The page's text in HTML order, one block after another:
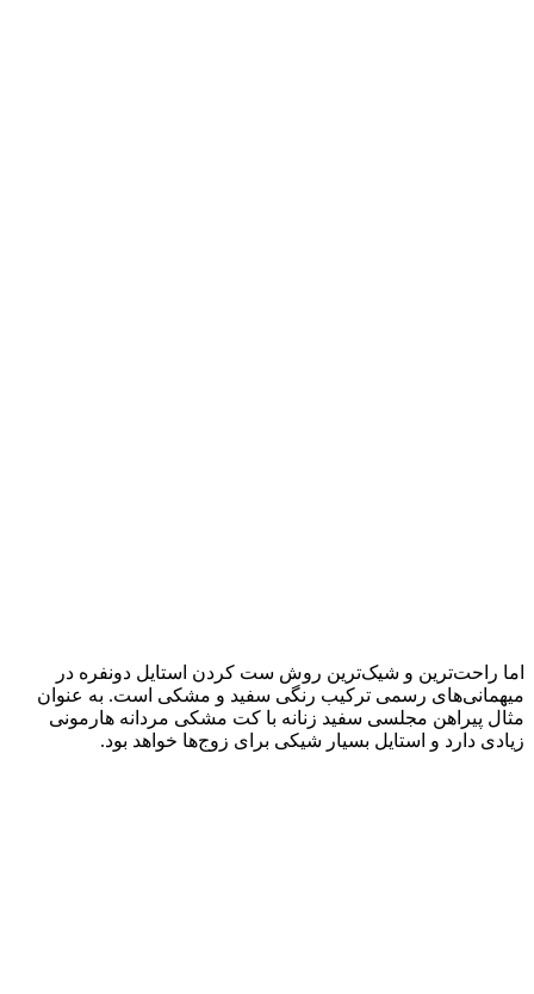
اما راحت‌ترین و شیک‌ترین روش ست کردن استایل دونفره در
میهمانی‌های رسمی ترکیب رنگی سفید و مشکی است. به عنوان
مثال پیراهن مجلسی سفید زنانه با کت مشکی مردانه هارمونی
زیادی دارد و استایل بسیار شیکی برای زوج‌ها خواهد بود.